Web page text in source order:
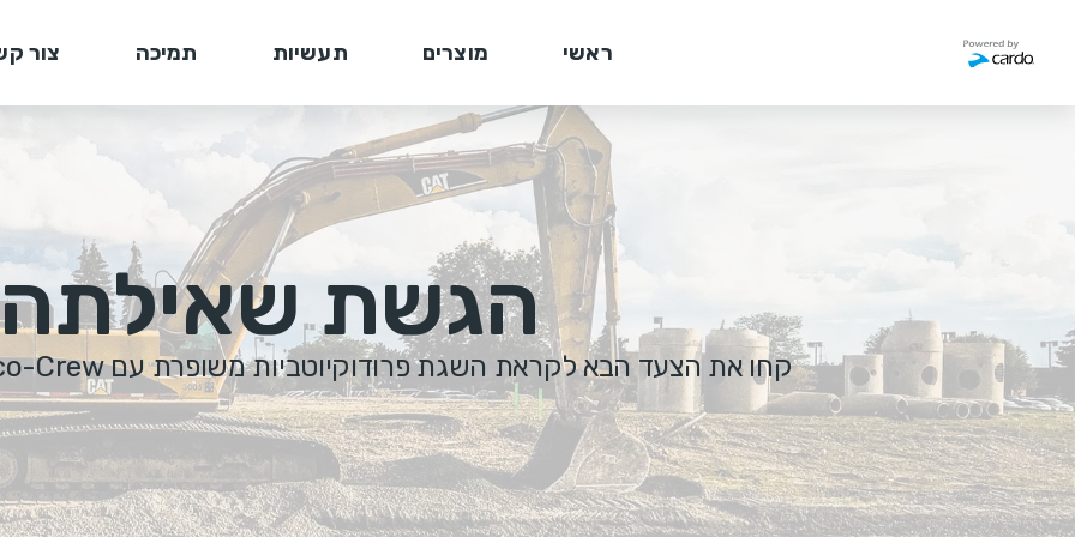
ראשי מוצרים תעשיות תמיכה צור
הגשת
קחו את הצעד הבא לקראת השגת פרודוקיוטביות משופרת עם Eco-Crew. הגש שאילתה היום!